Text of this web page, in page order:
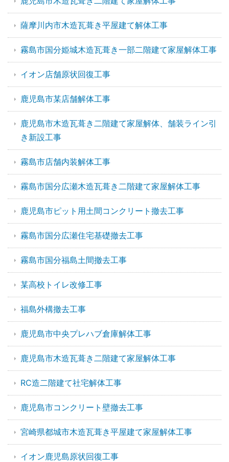
薩摩川内市木造瓦葺き平屋建て解体工事
霧島市国分姫城木造瓦葺き一部二階建て家屋解体工事
イオン店舗原状回復工事
鹿児島市某店舗解体工事
鹿児島市木造瓦葺き二階建て家屋解体、舗装ライン引
き新設工事
霧島市店舗内装解体工事
霧島市国分広瀬木造瓦葺き二階建て家屋解体工事
鹿児島市ピット用土間コンクリート撤去工事
霧島市国分広瀬住宅基礎撤去工事
霧島市国分福島土間撤去工事
某高校トイレ改修工事
福島外構撤去工事
鹿児島市中央プレハブ倉庫解体工事
鹿児島市木造瓦葺き二階建て家屋解体工事
RC造二階建て社宅解体工事
鹿児島市コンクリート壁撤去工事
宮崎県都城市木造瓦葺き平屋建て家屋解体工事
イオン鹿児島原状回復工事